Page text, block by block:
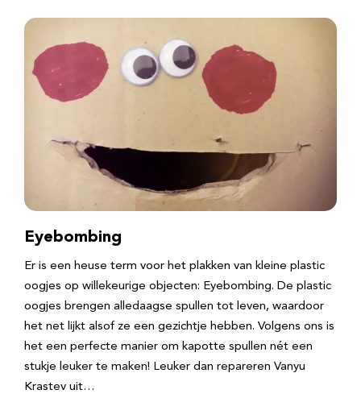
Eyebombing
Er is een heuse term voor het plakken van kleine plastic
oogjes op willekeurige objecten: Eyebombing. De plastic
oogjes brengen alledaagse spullen tot leven, waardoor
het net lijkt alsof ze een gezichtje hebben. Volgens ons is
het een perfecte manier om kapotte spullen nét een
stukje leuker te maken! Leuker dan repareren Vanyu
Krastev uit…